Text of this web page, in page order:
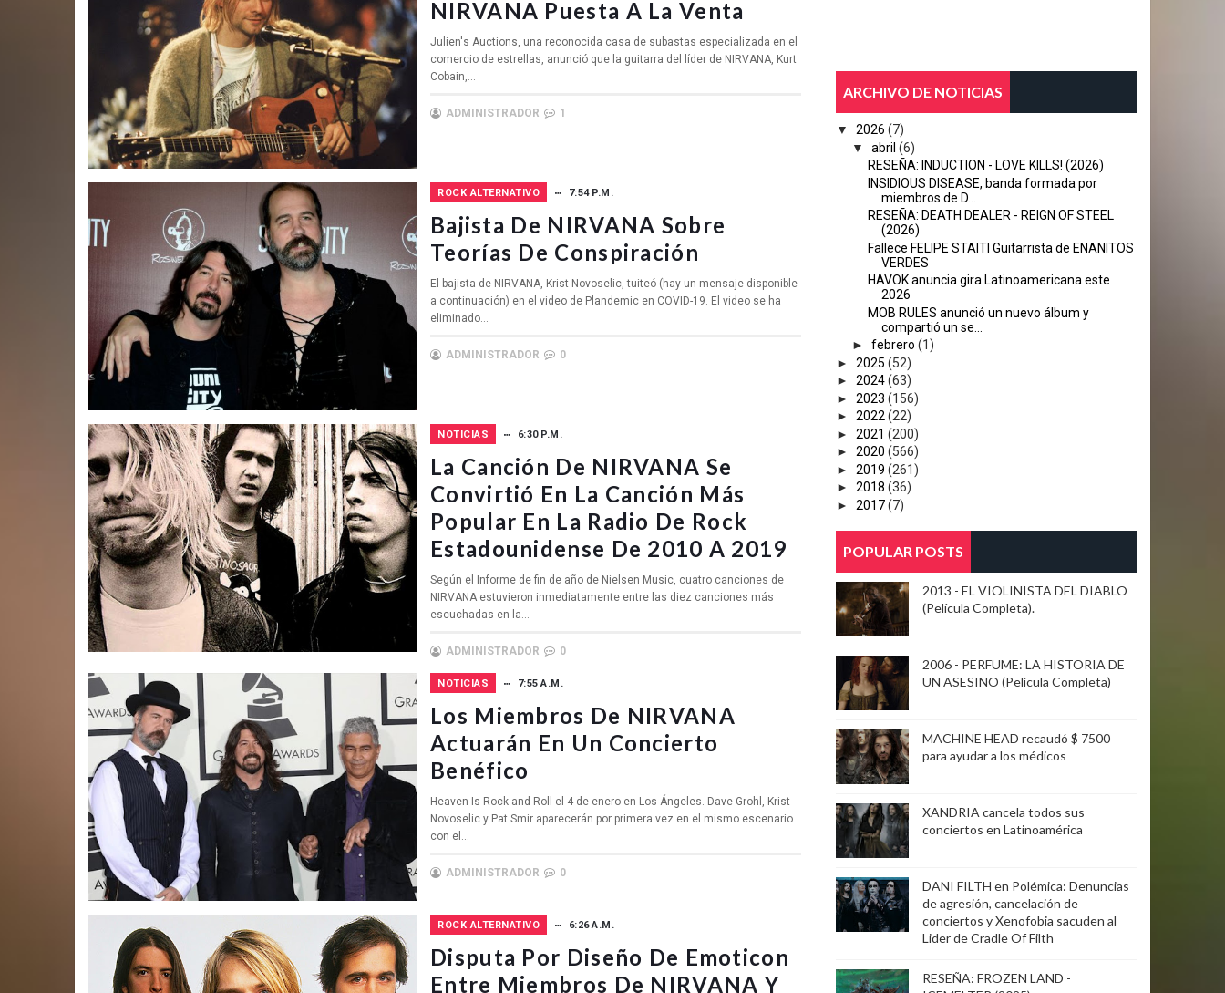
NIRVANA Puesta A La Venta
Julien's Auctions, una reconocida casa de subastas especializada en el
comercio de estrellas, anunció que la guitarra del líder de NIRVANA, Kurt
Cobain,...
ADMINISTRADOR 1
ROCK ALTERNATIVO 7:54 P.M.
Bajista De NIRVANA Sobre
Teorías De Conspiración
El bajista de NIRVANA, Krist Novoselic, tuiteó (hay un mensaje disponible
a continuación) en el video de Plandemic en COVID-19. El video se ha
eliminado...
ADMINISTRADOR 0
NOTICIAS 6:30 P.M.
La Canción De NIRVANA Se
Convirtió En La Canción Más
Popular En La Radio De Rock
Estadounidense De 2010 A 2019
Según el Informe de fin de año de Nielsen Music, cuatro canciones de
NIRVANA estuvieron inmediatamente entre las diez canciones más
escuchadas en la...
ADMINISTRADOR 0
NOTICIAS 7:55 A.M.
Los Miembros De NIRVANA
Actuarán En Un Concierto
Benéfico
Heaven Is Rock and Roll el 4 de enero en Los Ángeles. Dave Grohl, Krist
Novoselic y Pat Smir aparecerán por primera vez en el mismo escenario
con el...
ADMINISTRADOR 0
ROCK ALTERNATIVO 6:26 A.M.
Disputa Por Diseño De Emoticon
Entre Miembros De NIRVANA Y
ARCHIVO DE NOTICIAS
▼ 2026 (7)
▼
abril (6)
RESEÑA: INDUCTION - LOVE KILLS! (2026)
INSIDIOUS DISEASE, banda formada por
miembros de D...
RESEÑA: DEATH DEALER - REIGN OF STEEL
(2026)
Fallece FELIPE STAITI Guitarrista de ENANITOS
VERDES
HAVOK anuncia gira Latinoamericana este
2026
MOB RULES anunció un nuevo álbum y
compartió un se...
► febrero (1)
► 2025 (52)
► 2024(63)
► 2023 (156)
► 2022 (22)
► 2021 (200)
► 2020 (566)
► 2019 (261)
► 2018 (36)
► 2017(7)
POPULAR POSTS
2013 - EL VIOLINISTA DEL DIABLO
(Película Completa).
2006 - PERFUME: LA HISTORIA DE
UN ASESINO (Película Completa)
MACHINE HEAD recaudó $ 7500
para ayudar a los médicos
XANDRIA cancela todos sus
conciertos en Latinoamérica
DANI FILTH en Polémica: Denuncias
de agresión, cancelación de
conciertos y Xenofobia sacuden al
Lider de Cradle Of Filth
RESEÑA: FROZEN LAND -